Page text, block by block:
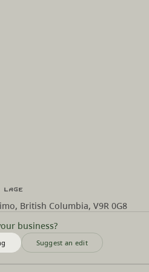
business?
Suggest an edit
Lage
British Columbia, V9R 0G8